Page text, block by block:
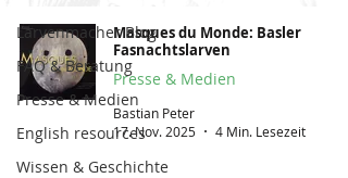
Larvenmacher Blog
FAQ & Beratung
Presse & Medien
English resources
Wissen & Geschichte
Masques du Monde: Basler
Fasnachtslarven
Presse & Medien
Bastian Peter
17. Nov. 2025
4 Min. Lesezeit